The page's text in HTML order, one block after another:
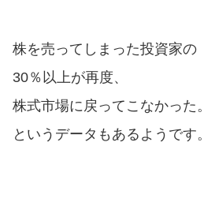
株を売ってしまった投資家の
30％以上が再度、
株式市場に戻ってこなかった。
というデータもあるようです。